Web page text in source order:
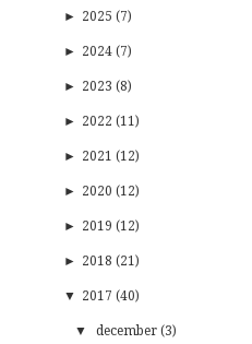
► 2025 (7)
► 2024 (7)
► 2023 (8)
► 2022 (11)
► 2021 (12)
► 2020 (12)
► 2019 (12)
► 2018 (21)
▼ 2017 (40)
▼ december (3)